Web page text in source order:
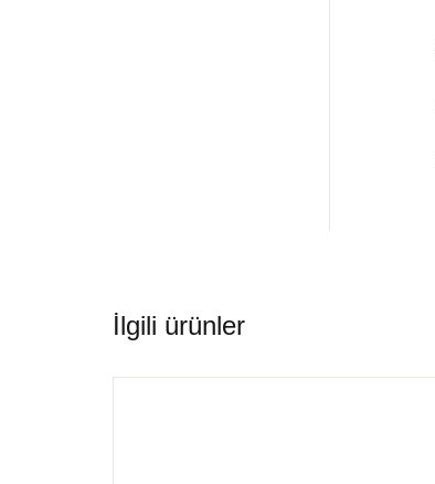
İlgili ürünler